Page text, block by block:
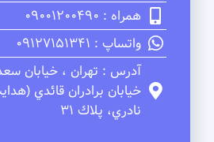
همراه : 09001200490
واتساپ : 09127151341
آدرس : تهران ، خيابان
خيابان برادران قائدي
نادري، پلاك 31